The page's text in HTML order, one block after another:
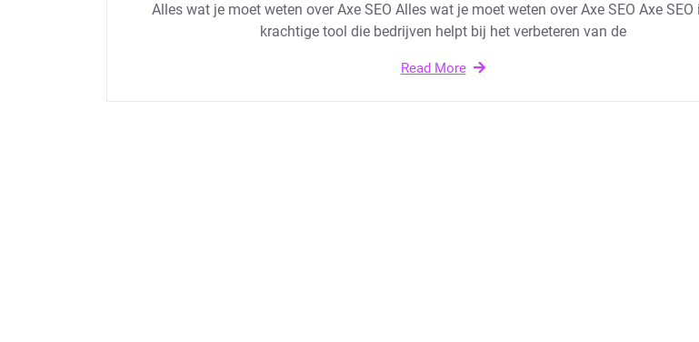
Alles wat je moet weten over Axe SEO Alles wat je moet weten over Axe SEO Axe SEO
krachtige tool die bedrijven helpt bij het verbeteren van de
Read More